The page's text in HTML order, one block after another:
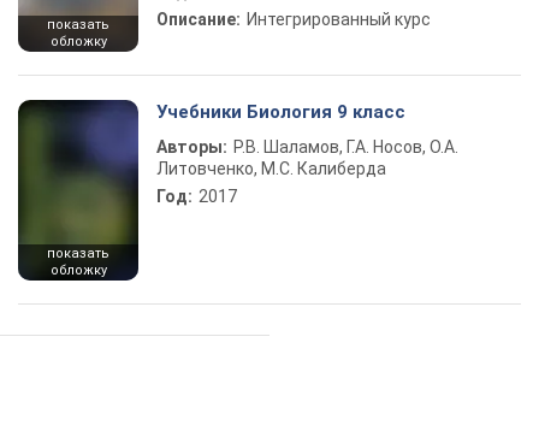
показать
обложку
Описание: Интегрированный курс
показать
обложку
Учебники Биология 9 класс
Авторы: Р.В. Шаламов, Г.А. Носов, О.А.
Литовченко, М.С. Калиберда
Год: 2017